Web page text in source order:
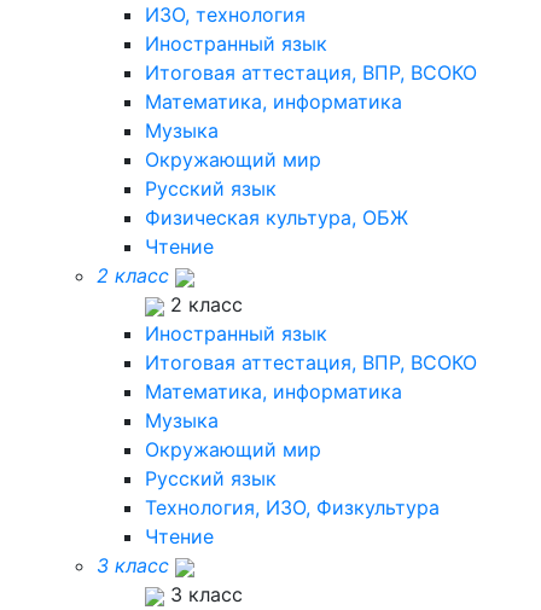
ИЗО, технология
Иностранный язык
Итоговая аттестация, ВПР, ВСОКО
Математика, информатика
Музыка
Окружающий мир
Русский язык
Физическая культура, ОБЖ
Чтение
2 класс
2 класс
Иностранный язык
Итоговая аттестация, ВПР, ВСОКО
Математика, информатика
Музыка
Окружающий мир
Русский язык
Технология, ИЗО, Физкультура
Чтение
3 класс
3 класс